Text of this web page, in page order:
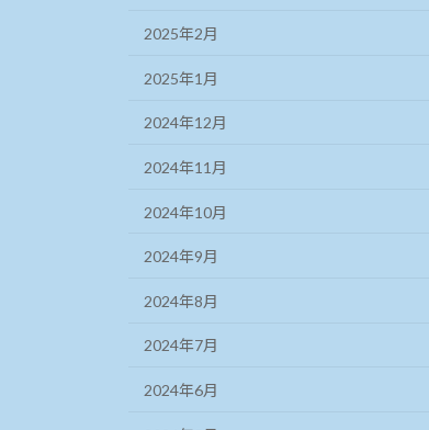
2025年2月
2025年1月
2024年12月
2024年11月
2024年10月
2024年9月
2024年8月
2024年7月
2024年6月